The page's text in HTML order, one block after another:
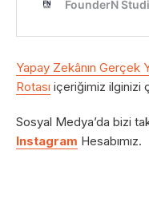
Yapay Zekânın Gerçek
Rotası içeriğimiz ilginizi
Sosyal Medya’da bizi
Instagram Hesabımız.